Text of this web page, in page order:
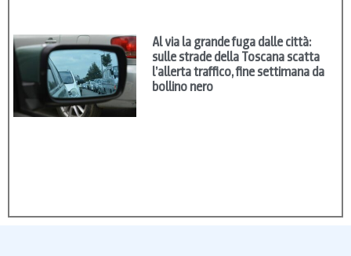
Al via la grande fuga dalle città:
sulle strade della Toscana scatta
l’allerta traffico, fine settimana da
bollino nero